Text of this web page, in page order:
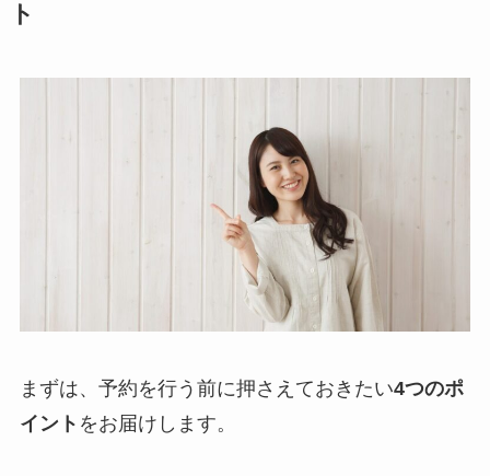
ト
まずは、予約を行う前に押さえておきたい4つのポ
イント をお届けします。